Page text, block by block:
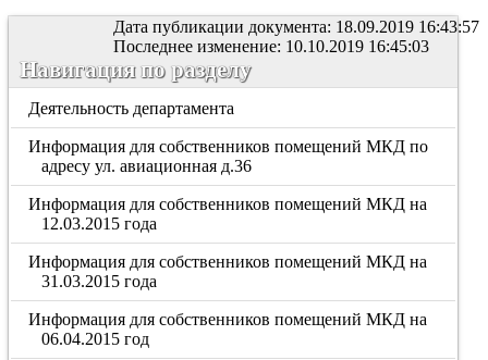
Дата публикации документа: 18.09.2019 16:43:57
Последнее изменение: 10.10.2019 16:45:03
Навигация по разделу
Деятельность департамента
Информация для собственников помещений МКД по
адресу ул. авиационная д.36
Информация для собственников помещений МКД на
12.03.2015 года
Информация для собственников помещений МКД на
31.03.2015 года
Информация для собственников помещений МКД на
06.04.2015 год